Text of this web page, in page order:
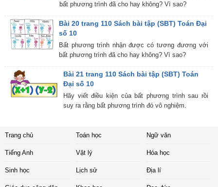
bất phương trình đã cho hay không? Vì sao?
Bài 20 trang 110 Sách bài tập (SBT) Toán Đại
số 10
Bất phương trình nhận được có tương đương với
bất phương trình đã cho hay không? Vì sao?
Bài 21 trang 110 Sách bài tập (SBT) Toán
Đại số 10
Hãy viết điều kiện của bất phương trình sau rồi
suy ra rằng bất phương trình đó vô nghiệm.
Trang chủ Toán học Ngữ văn
Tiếng Anh Vật lý Hóa học
Sinh học Lịch sử Địa lí